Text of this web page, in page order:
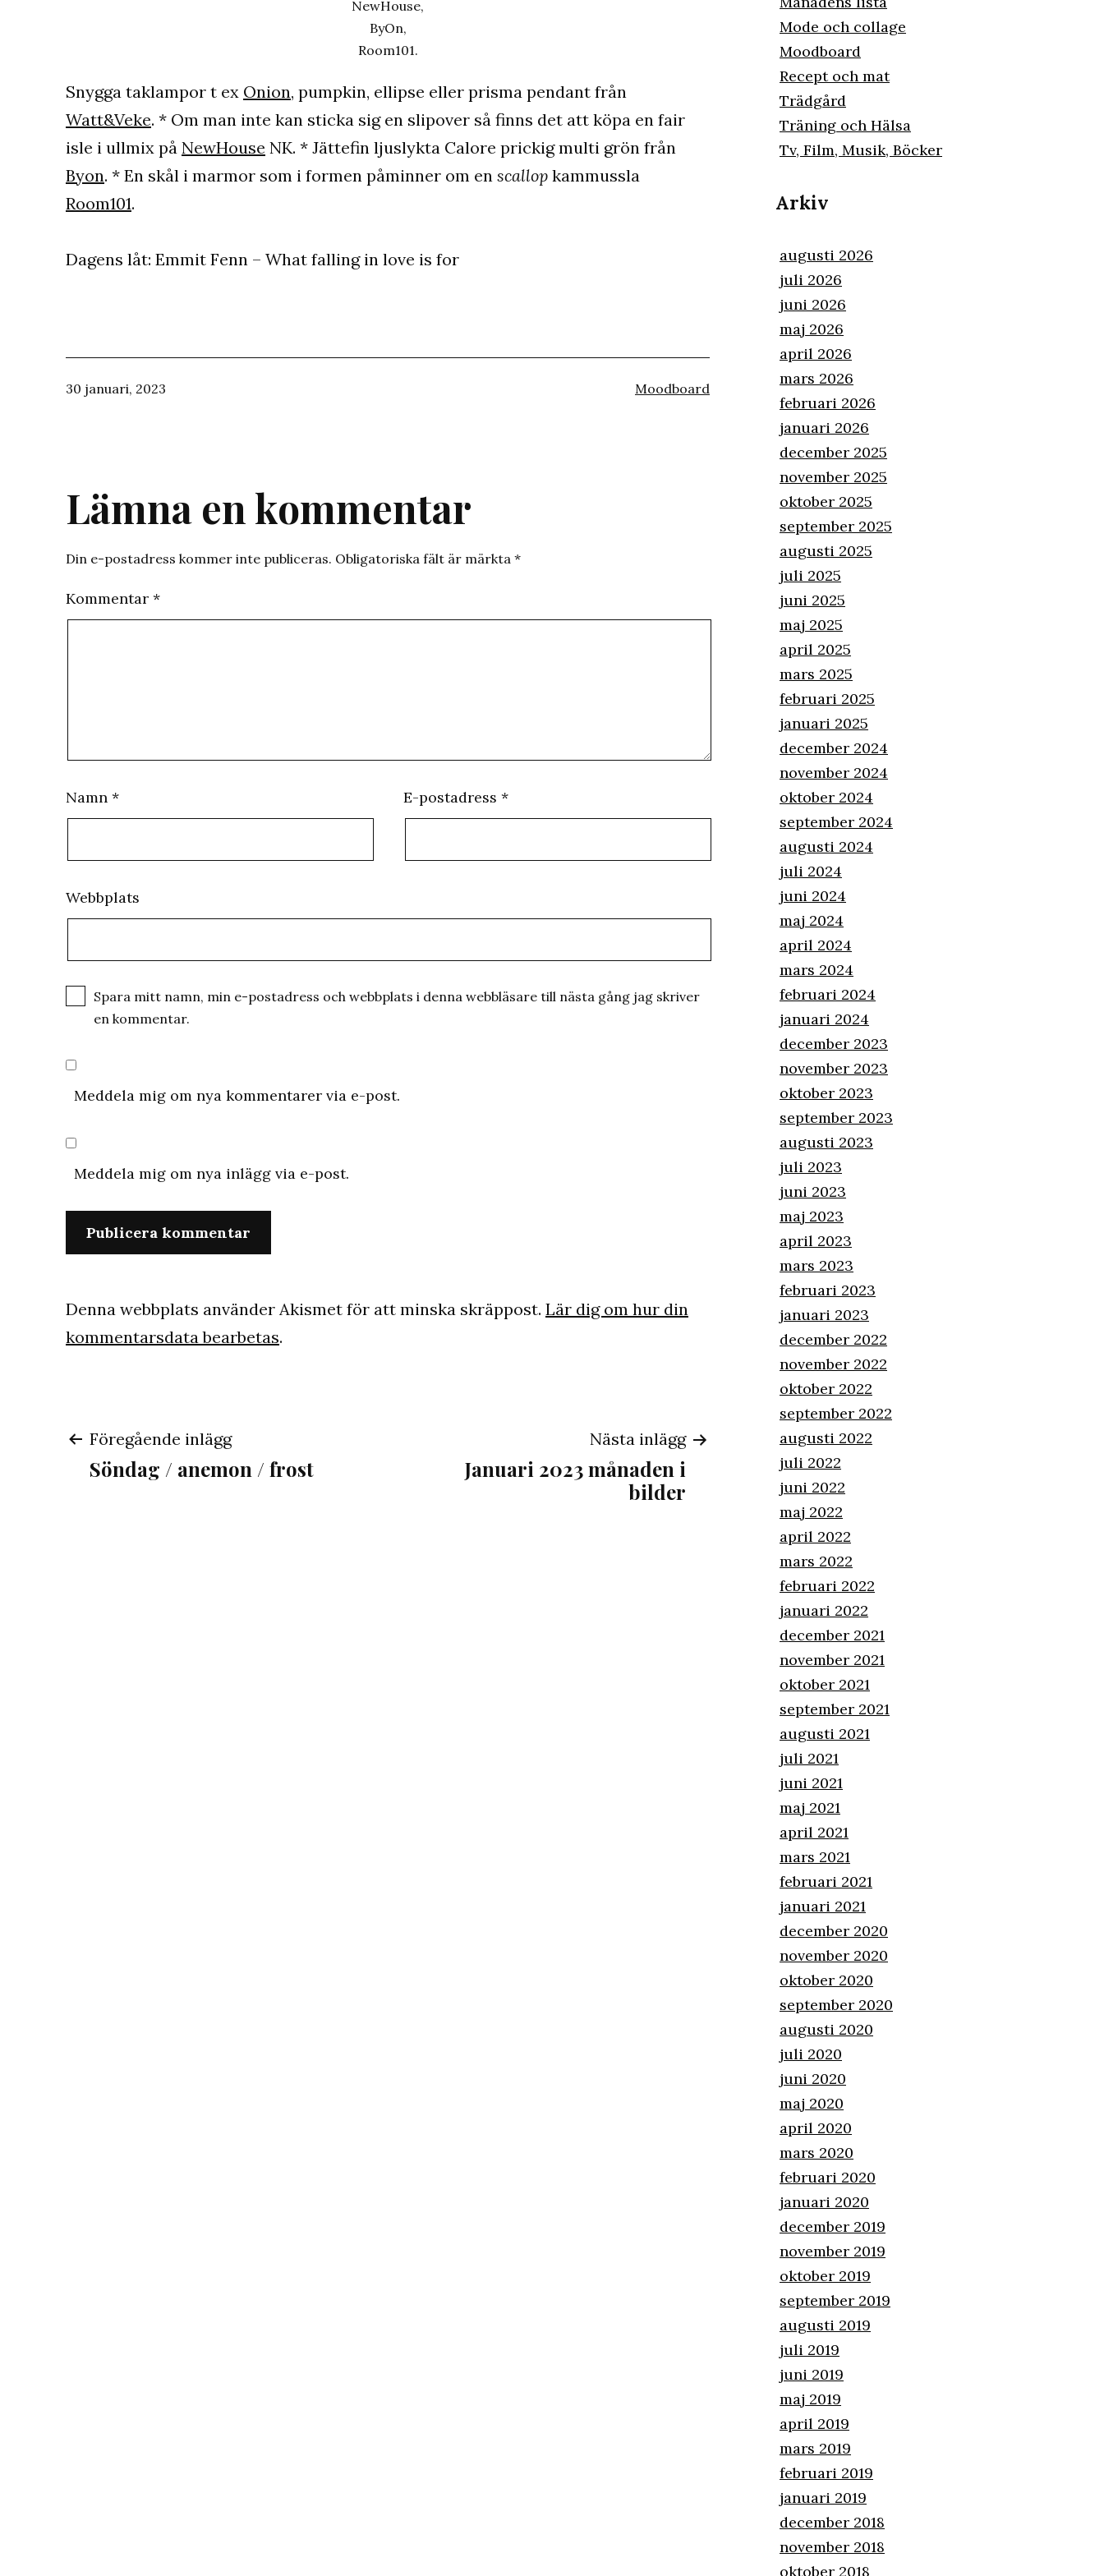
NewHouse,
ByOn,
Room101.
Snygga taklampor t ex Onion, pumpkin, ellipse eller prisma pendant från
Watt&Veke. * Om man inte kan sticka sig en slipover så finns det att köpa en fair
isle i ullmix på NewHouse NK. * Jättefin ljuslykta Calore prickig multi grön från
Byon. * En skål i marmor som i formen påminner om en scallop kammussla
Room101.
Dagens låt: Emmit Fenn – What falling in love is for
Publicerat
30 januari, 2023
Kategoriserat
Moodboard
Lämna en kommentar
Din e-postadress kommer inte publiceras. Obligatoriska fält är märkta *
Kommentar *
Namn * E-postadress *
Webbplats
Spara mitt namn, min e-postadress och webbplats i denna webbläsare till nästa gång jag skriver
en kommentar.
Meddela mig om nya kommentarer via e-post.
Meddela mig om nya inlägg via e-post.
Denna webbplats använder Akismet för att minska skräppost. Lär dig om hur din
kommentarsdata bearbetas.
Inläggsnavigering
Föregående inlägg
Söndag / anemon / frost
Nästa inlägg
Januari 2023 månaden i
bilder
Mode och collage
Moodboard
Recept och mat
Trädgård
Träning och Hälsa
Tv, Film, Musik, Böcker
Arkiv
augusti 2026
juli 2026
juni 2026
maj 2026
april 2026
mars 2026
februari 2026
januari 2026
december 2025
november 2025
oktober 2025
september 2025
augusti 2025
juli 2025
juni 2025
maj 2025
april 2025
mars 2025
februari 2025
januari 2025
december 2024
november 2024
oktober 2024
september 2024
augusti 2024
juli 2024
juni 2024
maj 2024
april 2024
mars 2024
februari 2024
januari 2024
december 2023
november 2023
oktober 2023
september 2023
augusti 2023
juli 2023
juni 2023
maj 2023
april 2023
mars 2023
februari 2023
januari 2023
december 2022
november 2022
oktober 2022
september 2022
augusti 2022
juli 2022
juni 2022
maj 2022
april 2022
mars 2022
februari 2022
januari 2022
december 2021
november 2021
oktober 2021
september 2021
augusti 2021
juli 2021
juni 2021
maj 2021
april 2021
mars 2021
februari 2021
januari 2021
december 2020
november 2020
oktober 2020
september 2020
augusti 2020
juli 2020
juni 2020
maj 2020
april 2020
mars 2020
februari 2020
januari 2020
december 2019
november 2019
oktober 2019
september 2019
augusti 2019
juli 2019
juni 2019
maj 2019
april 2019
mars 2019
februari 2019
januari 2019
december 2018
november 2018
oktober 2018